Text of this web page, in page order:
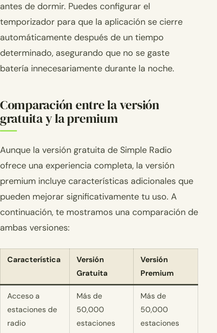
antes de dormir. Puedes configurar el
temporizador para que la aplicación se cierre
automáticamente después de un tiempo
determinado, asegurando que no se gaste
batería innecesariamente durante la noche.
Comparación entre la versión
gratuita y la premium
Aunque la versión gratuita de Simple Radio
ofrece una experiencia completa, la versión
premium incluye características adicionales que
pueden mejorar significativamente tu uso. A
continuación, te mostramos una comparación de
ambas versiones:
Característica
Versión
Gratuita
Versión
Premium
Acceso a
estaciones de
radio
Más de
50,000
estaciones
Más de
50,000
estaciones